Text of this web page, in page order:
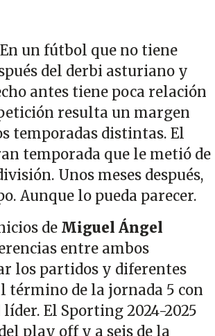
un fútbol que no tiene
del derbi asturiano y
antes tiene poca relación
resulta un margen
temporadas distintas. El
temporada que le metió de
Unos meses después,
Aunque lo pueda parecer.
de Miguel Ángel
entre ambos
los partidos y diferentes
término de la jornada 5 con
El Sporting 2024-2025
play off y a seis de la